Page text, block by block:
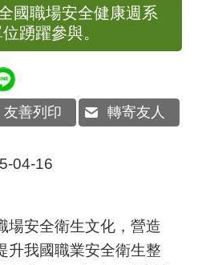
國職場安全健康週系
踴躍參與。
友善列印 轉寄友人
04-16
場安全衛生文化，營造
升我國職業安全衛生整